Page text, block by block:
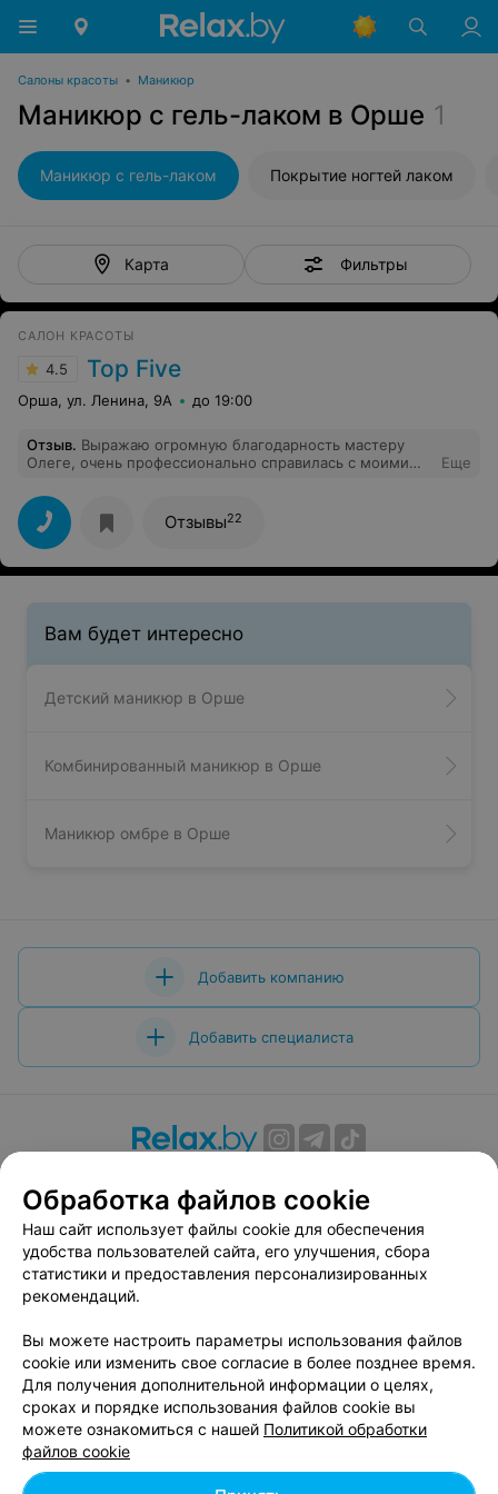
Салоны красоты • Маникюр
Маникюр с гель-лаком в Орше 1
Маникюр с гель-лаком Покрытие ногтей лаком
Карта Фильтры
САЛОН КРАСОТЫ
4.5 Top Five
Орша, ул. Ленина, 9А до 19:00
Отзыв. Выражаю огромную благодарность мастеру
Олеге, очень профессионально справилась с моими
Еще
Отзывы22
Вам будет интересно
Детский маникюр в Орше
Комбинированный маникюр в Орше
Маникюр омбре в Орше
Добавить компанию
Добавить специалиста
Вакансии
Публичный договор
Способы оплаты
Публичный договор по использованию сервиса
«Афиша»
Пользовательское соглашение
Связаться по вопросам сотрудничества
Написать руководителю relax.by
Персональные настройки cookie
Обработка персональных данных
Обработка файлов cookie
Наш сайт использует файлы cookie для обеспечения
удобства пользователей сайта, его улучшения, сбора
статистики и предоставления персонализированных
рекомендаций.
Вы можете настроить параметры использования файлов
cookie или изменить свое согласие в более позднее время.
Для получения дополнительной информации о целях,
сроках и порядке использования файлов cookie вы
можете ознакомиться с нашей Политикой обработки
файлов cookie